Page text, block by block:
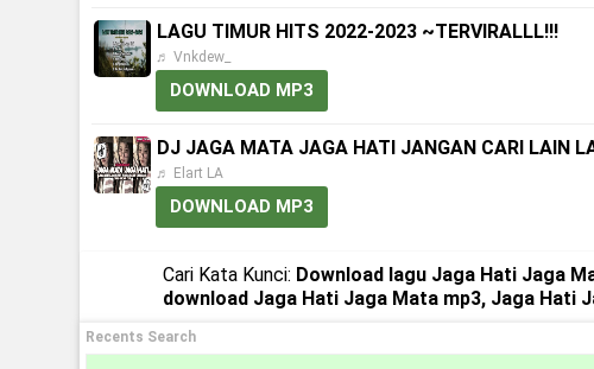
LAGU TIMUR HITS 2022-2023 ~TERVIRALLL!!!
♬ Vnkdew_
DOWNLOAD MP3
DJ JAGA MATA JAGA HATI JANGAN CARI LAIN
♬ Elart LA
DOWNLOAD MP3
Cari Kata Kunci: Download lagu Jaga Hati Jaga
download Jaga Hati Jaga Mata mp3, Jaga Hati
Recents Search